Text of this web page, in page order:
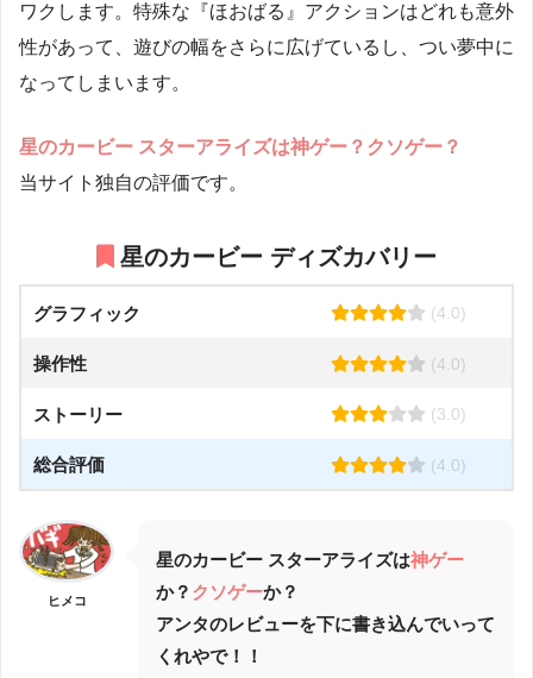
ワクします。特殊な『ほおばる』アクションはどれも意外
性があって、遊びの幅をさらに広げているし、つい夢中に
なってしまいます。
星のカービー スターアライズは神ゲー？クソゲー？
当サイト独自の評価です。
星のカービー ディズカバリー
グラフィック (4.0)
操作性 (4.0)
ストーリー (3.0)
総合評価 (4.0)
ヒメコ
星のカービー スターアライズは神ゲー
か？ クソゲーか？
アンタのレビューを下に書き込んでいって
くれやで！！